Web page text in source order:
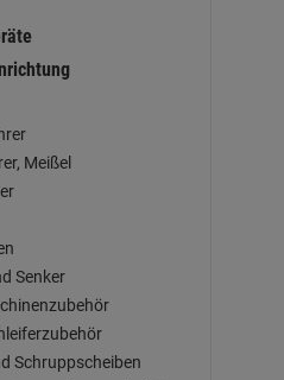
Meißel
Senker
Schruppscheiben